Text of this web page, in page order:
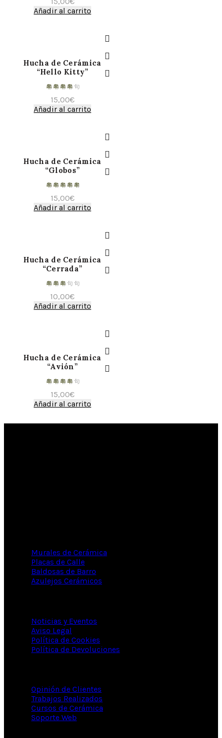
Añadir al carrito
Hucha de Cerámica
“Hello Kitty”
15,00€
Añadir al carrito
Hucha de Cerámica
“Globos”
15,00€
Añadir al carrito
Hucha de Cerámica
“Cerrada”
10,00€
Añadir al carrito
Hucha de Cerámica
“Avión”
15,00€
Añadir al carrito
Murales de Cerámica
Placas de Calle
Baldosas de Barro
Azulejos Cerámicos
Noticias y Eventos
Aviso Legal
Política de Cookies
Política de Devoluciones
Opinión de Clientes
Trabajos Realizados
Cursos de Cerámica
Soporte Web